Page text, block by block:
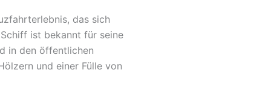
das sich
ist bekannt für seine
in den öffentlichen
und einer Fülle von